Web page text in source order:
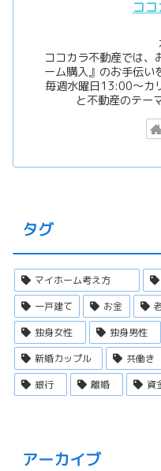
コ
ココカラ不動産では、
ーム購入』のお手伝い
毎週水曜日13:00〜カ
と不動産のテー
タグ
マイホーム考え方
一戸建て
お金
独身女性
独身男性
新婚カップル
共働き
銀行
離婚 資
アーカイブ